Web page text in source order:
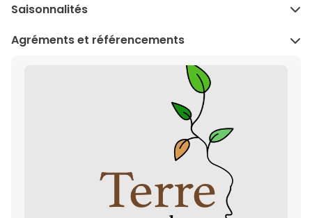
Saisonnalités
Agréments et référencements